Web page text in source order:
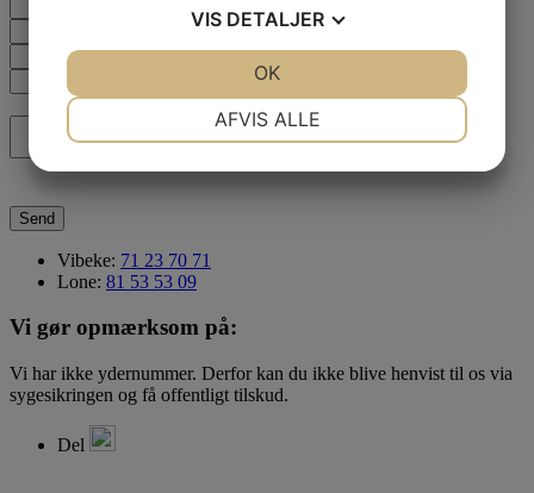
Email*
Do not fill out!
Emne
Vibeke: 71 23 70 71
Lone: 81 53 53 09
Vi gør opmærksom på:
Vi har ikke ydernummer. Derfor kan du ikke blive henvist til os via
sygesikringen og få offentligt tilskud.
Del
VIS DETALJER
AFVIS ALLE
OK